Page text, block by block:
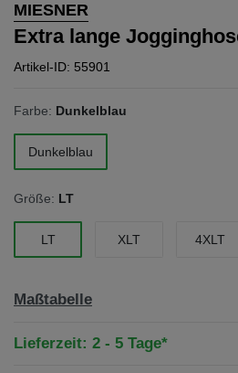
MIESNER
Extra lange
Artikel-ID: 55901
Farbe: Dunkelblau
Dunkelblau
Größe: LT
LT XLT 4XLT
Maßtabelle
Lieferzeit: 2 - 5 Tage*